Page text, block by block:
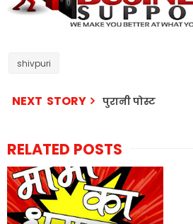
shivpuri
NEXT STORY पुरानी पोस्ट
RELATED POSTS